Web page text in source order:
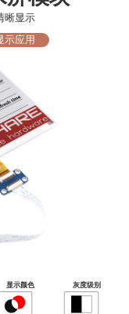
晰显示
示应用
显示颜色 灰度级别